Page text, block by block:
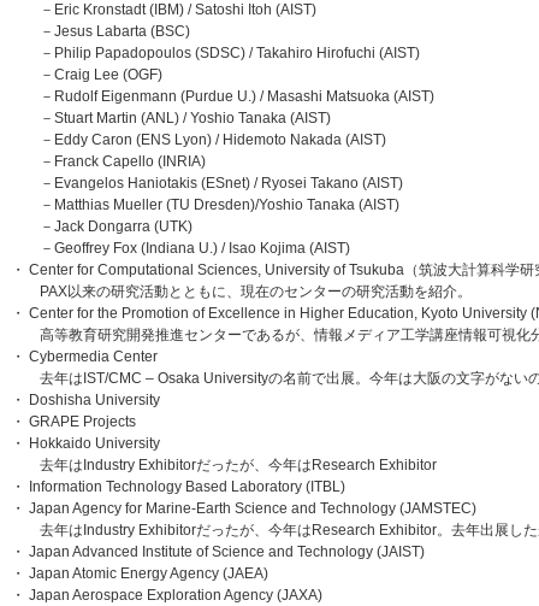
－Eric Kronstadt (IBM) / Satoshi Itoh (AIST)
－Jesus Labarta (BSC)
－Philip Papadopoulos (SDSC) / Takahiro Hirofuchi (AIST)
－Craig Lee (OGF)
－Rudolf Eigenmann (Purdue U.) / Masashi Matsuoka (AIST)
－Stuart Martin (ANL) / Yoshio Tanaka (AIST)
－Eddy Caron (ENS Lyon) / Hidemoto Nakada (AIST)
－Franck Capello (INRIA)
－Evangelos Haniotakis (ESnet) / Ryosei Takano (AIST)
－Matthias Mueller (TU Dresden)/Yoshio Tanaka (AIST)
－Jack Dongarra (UTK)
－Geoffrey Fox (Indiana U.) / Isao Kojima (AIST)
・ Center for Computational Sciences, University of Tsukuba（筑波大計算科学研
PAX以来の研究活動とともに、現在のセンターの研究活動を紹介。
・ Center for the Promotion of Excellence in Higher Education, Kyoto University
高等教育研究開発推進センターであるが、情報メディア工学講座情報可視化
・ Cybermedia Center
去年はIST/CMC – Osaka Universityの名前で出展。今年は大阪の文字がない
・ Doshisha University
・ GRAPE Projects
・ Hokkaido University
去年はIndustry Exhibitorだったが、今年はResearch Exhibitor
・ Information Technology Based Laboratory (ITBL)
・ Japan Agency for Marine-Earth Science and Technology (JAMSTEC)
去年はIndustry Exhibitorだったが、今年はResearch Exhibitor。去年出展し
・ Japan Advanced Institute of Science and Technology (JAIST)
・ Japan Atomic Energy Agency (JAEA)
・ Japan Aerospace Exploration Agency (JAXA)